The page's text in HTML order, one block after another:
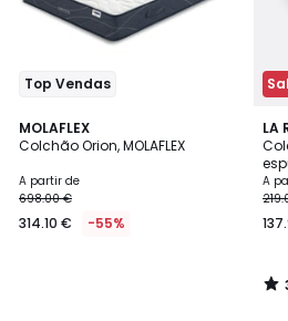
Top Vendas
MOLAFLEX
Colchão Orion, MOLAFLEX
A partir de
698.00 €
314.10 € -55%
LA
kg/
A
/ 5
/